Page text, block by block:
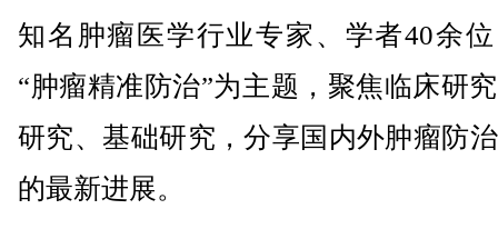
知名肿瘤医学行业专家、学者40余
“肿瘤精准防治”为主题，聚焦临床研
研究、基础研究，分享国内外肿瘤防
的最新进展。